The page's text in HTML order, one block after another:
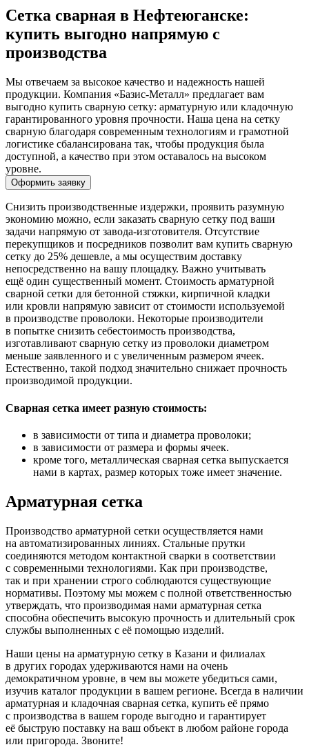
Сетка сварная в Нефтеюганске:
купить выгодно напрямую с
производства
Мы отвечаем за высокое качество и надежность нашей
продукции. Компания «Базис-Металл» предлагает вам
выгодно купить сварную сетку: арматурную или кладочную
гарантированного уровня прочности. Наша цена на сетку
сварную благодаря современным технологиям и грамотной
логистике сбалансирована так, чтобы продукция была
доступной, а качество при этом оставалось на высоком
уровне.
Оформить заявку
Снизить производственные издержки, проявить разумную
экономию можно, если заказать сварную сетку под ваши
задачи напрямую от завода-изготовителя. Отсутствие
перекупщиков и посредников позволит вам купить сварную
сетку до 25% дешевле, а мы осуществим доставку
непосредственно на вашу площадку. Важно учитывать
ещё один существенный момент. Стоимость арматурной
сварной сетки для бетонной стяжки, кирпичной кладки
или кровли напрямую зависит от стоимости используемой
в производстве проволоки. Некоторые производители
в попытке снизить себестоимость производства,
изготавливают сварную сетку из проволоки диаметром
меньше заявленного и с увеличенным размером ячеек.
Естественно, такой подход значительно снижает прочность
производимой продукции.
Сварная сетка имеет разную стоимость:
в зависимости от типа и диаметра проволоки;
в зависимости от размера и формы ячеек.
кроме того, металлическая сварная сетка выпускается
нами в картах, размер которых тоже имеет значение.
Арматурная сетка
Производство арматурной сетки осуществляется нами
на автоматизированных линиях. Стальные прутки
соединяются методом контактной сварки в соответствии
с современными технологиями. Как при производстве,
так и при хранении строго соблюдаются существующие
нормативы. Поэтому мы можем с полной ответственностью
утверждать, что производимая нами арматурная сетка
способна обеспечить высокую прочность и длительный срок
службы выполненных с её помощью изделий.
Наши цены на арматурную сетку в Казани и филиалах
в других городах удерживаются нами на очень
демократичном уровне, в чем вы можете убедиться сами,
изучив каталог продукции в вашем регионе. Всегда в наличии
арматурная и кладочная сварная сетка, купить её прямо
с производства в вашем городе выгодно и гарантирует
её быструю поставку на ваш объект в любом районе города
или пригорода. Звоните!